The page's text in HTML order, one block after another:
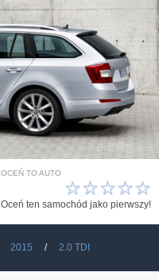
OCEŃ TO AUTO
☆
☆
☆
☆
☆
Oceń ten samochód jako pierwszy!
2015 2.0 TDI